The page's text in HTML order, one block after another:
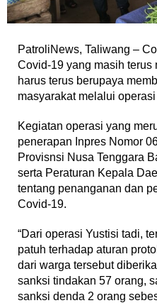
PatroliNews, Taliwang –
Covid-19 yang masih terus
harus terus berupaya
masyarakat melalui
Kegiatan operasi yang
penerapan Inpres Nomor
Provisnsi Nusa Tenggara
serta Peraturan Kepala
tentang penanganan dan
Covid-19.
“Dari operasi Yustisi tadi,
patuh terhadap aturan
dari warga tersebut
sanksi tindakan 57 orang,
sanksi denda 2 orang